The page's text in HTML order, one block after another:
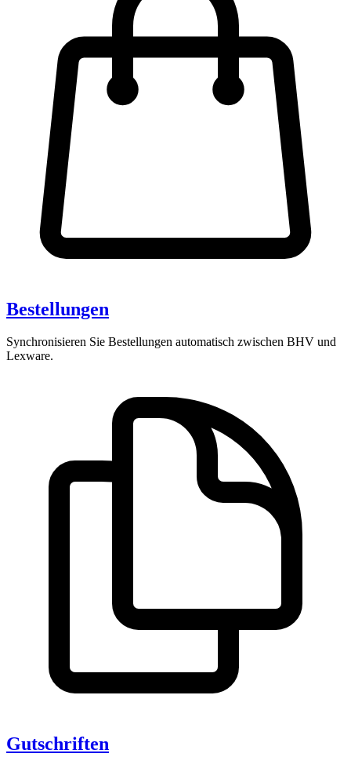
Bestellungen
Synchronisieren Sie Bestellungen automatisch zwischen BHV und
Lexware.
Gutschriften